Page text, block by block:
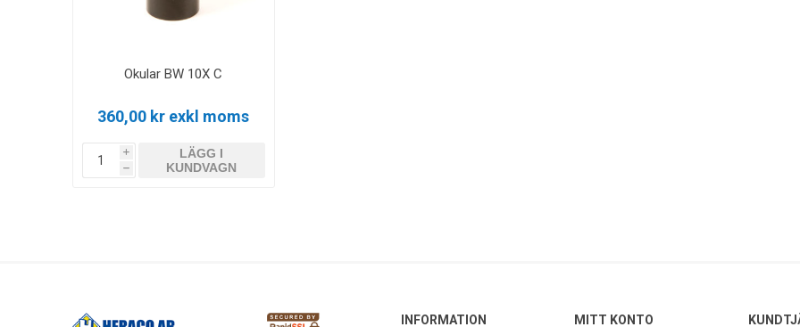
Okular BW 10X C
360,00 kr exkl moms
i
h
LÄGG I
KUNDVAGN
INFORMATION MITT KONTO